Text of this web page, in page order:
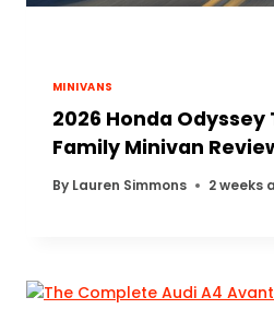
MINIVANS
2026 Honda
Family Minivan
By Lauren Simmons 2 weeks